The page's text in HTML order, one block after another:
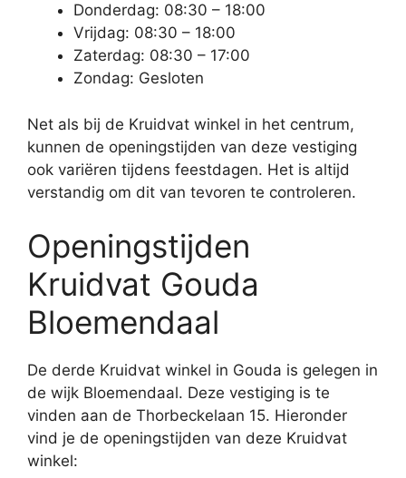
Donderdag: 08:30 – 18:00
Vrijdag: 08:30 – 18:00
Zaterdag: 08:30 – 17:00
Zondag: Gesloten
Net als bij de Kruidvat winkel in het centrum,
kunnen de openingstijden van deze vestiging
ook variëren tijdens feestdagen. Het is altijd
verstandig om dit van tevoren te controleren.
Openingstijden
Kruidvat Gouda
Bloemendaal
De derde Kruidvat winkel in Gouda is gelegen in
de wijk Bloemendaal. Deze vestiging is te
vinden aan de Thorbeckelaan 15. Hieronder
vind je de openingstijden van deze Kruidvat
winkel: